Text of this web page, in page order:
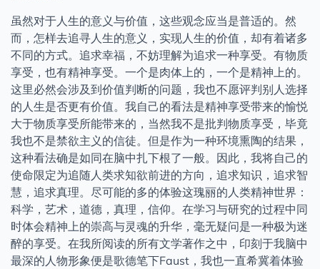
虽然对于人生的意义与价值，这些观念应当是普适的。然
而，怎样去追寻人生的意义，实现人生的价值，却有着诸多
不同的方式。追求幸福，不妨理解为追求一种享受。有物质
享受，也有精神享受。一个是肉体上的，一个是精神上的。
这里必然会涉及到价值判断的问题，我也不愿评判别人选择
的人生是否更有价值。我自己的看法是精神享受带来的愉悦
大于物质享受所能带来的，当然我不是批判物质享受，毕竟
我也不是禁欲主义的信徒。但是作为一种环境熏陶的结果，
这种看法确是如同在脑中扎下根了一般。因此，我将自己的
使命限定为追随人类求知欲前进的方向，追求知识，追求智
慧，追求真理。尽可能的多的体验这瑰丽的人类精神世界：
科学，艺术，道德，真理，信仰。在学习与研究的过程中同
时体会精神上的崇高与灵魂的升华，毫无疑问是一种极为迷
醉的享受。在我所阅读的所有文学著作之中，印刻于我脑中
最深的人物形象便是歌德笔下Faust，我也一直希冀着体验